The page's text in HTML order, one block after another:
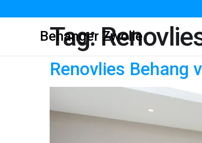
Behanger Zwolle
Tag:
Renovlies Behang